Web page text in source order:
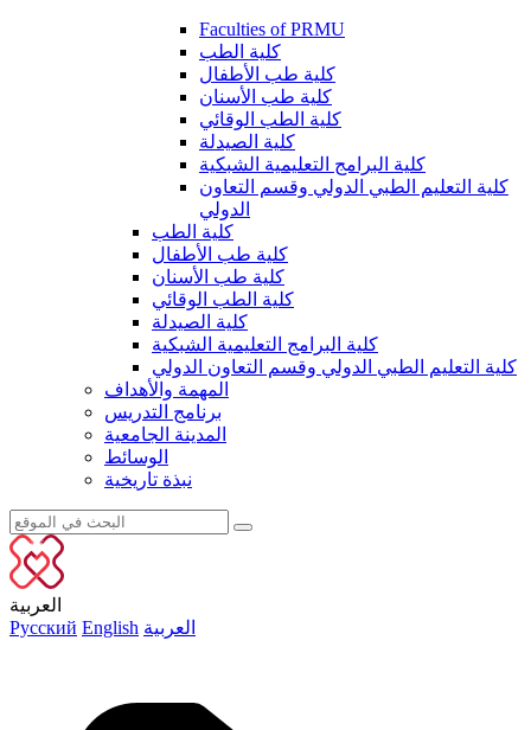
Faculties of PRMU
كلية الطب
كلية طب الأطفال
كلية طب الأسنان
كلية الطب الوقائي
كلية الصيدلة
كلية البرامج التعليمية الشبكية
كلية التعليم الطبي الدولي وقسم التعاون
الدولي
كلية الطب
كلية طب الأطفال
كلية طب الأسنان
كلية الطب الوقائي
كلية الصيدلة
كلية البرامج التعليمية الشبكية
كلية التعليم الطبي الدولي وقسم التعاون الدولي
المهمة والأهداف
برنامج التدريس
المدينة الجامعية
الوسائط
نبذة تاريخية
العربية
Русский English العربية